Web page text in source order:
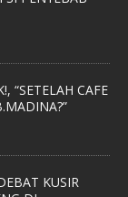
“SETELAH CAFE
KUSIR